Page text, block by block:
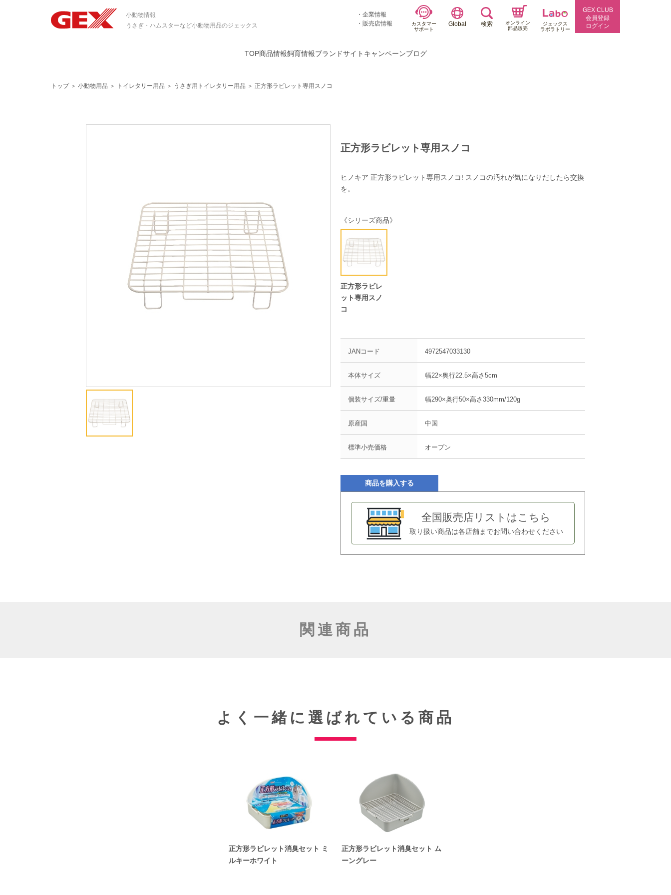
小動物情報
うさぎ・ハムスターなど小動物用品のジェックス
カスタマー
サポート
Global 検索
オンライン
部品販売
ジェックス
ラボラトリー
TOP商品情報飼育情報ブランドサイト キャンペーンブログ
企業情報
販売店情報
GEX CLUB
会員登録
ログイン
トップ＞ 小動物用品 ＞ トイレタリー用品 ＞ うさぎ用トイレタリー用品 ＞ 正方形ラビレット専用スノコ
正方形ラビレット専用スノコ
ヒノキア 正方形ラビレット専用スノコ! スノコの汚れが気になりだしたら交換
を。
《シリーズ商品》
正方形ラビレ
ット専用スノ
コ
JANコード 4972547033130
本体サイズ 幅22×奥行22.5×高さ5cm
個装サイズ/重量 幅290×奥行50×高さ330mm/120g
原産国 中国
標準小売価格 オープン
商品を購入する
全国販売店リストはこちら
取り扱い商品は各店舗までお問い合わせください
関連商品
よく一緒に選ばれている商品
正方形ラビレット消臭セット ミ
ルキーホワイト
正方形ラビレット消臭セット ム
ーングレー